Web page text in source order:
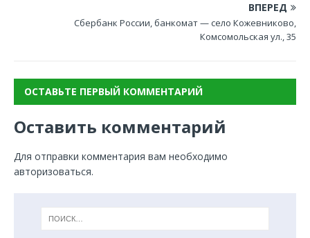
ВПЕРЕД
Сбербанк России, банкомат — село Кожевниково,
Комсомольская ул., 35
ОСТАВЬТЕ ПЕРВЫЙ КОММЕНТАРИЙ
Оставить комментарий
Для отправки комментария вам необходимо
авторизоваться.